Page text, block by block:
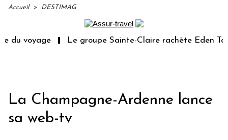
Accueil > DESTIMAG
du voyage Le groupe Sainte-Claire rachète Eden Tour
La Champagne-Ardenne lance
sa web-tv